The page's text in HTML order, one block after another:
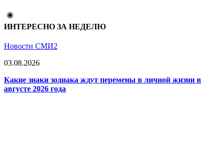
ИНТЕРЕСНО ЗА НЕДЕЛЮ
Новости СМИ2
03.08.2026
Какие знаки зодиака ждут перемены в личной жизни в
августе 2026 года